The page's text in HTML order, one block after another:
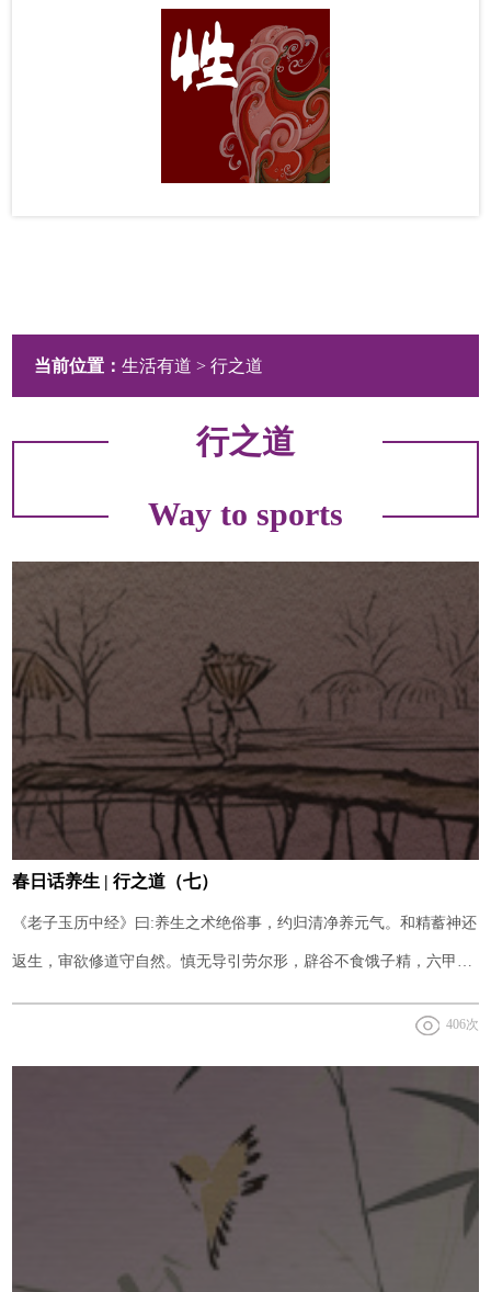
当前位置：生活有道 > 行之道
行之道
Way to sports
春日话养生 | 行之道（七）
《老子玉历中经》曰:养生之术绝俗事，约归清净养元气。和精蓄神还
返生，审欲修道守自然。慎无导引劳尔形，辟谷不食饿子精，六甲阴
阳勿扰倾，心狂意乱神去形，枯骨独立归黄泉，静处冥室养尔神，精
406次